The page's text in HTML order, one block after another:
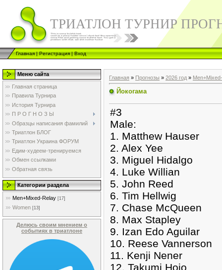
ТРИАТЛОН ТУРНИР
Главная|Регистрация|Вход
Меню сайта
Главная страница
Правила Турнира
История Турнира
П Р О Г Н О З Ы
Образцы написания фамилий
Триатлон БЛОГ
Триатлон Украина ФОРУМ
Едим-худеем-тренируемся
Обмен ссылками
Обратная связь
Категории раздела
Men+Mixed-Relay [17]
Women [13]
Делюсь своим мнением о
событиях в триатлоне
Главная » Прогнозы » 2026 год »
Йокогама
#3
Male:
1. Matthew Hauser
2. Alex Yee
3. Miguel Hidalgo
4. Luke Willian
5. John Reed
6. Tim Hellwig
7. Chase McQueen
8. Max Stapley
9. Izan Edo Aguilar
10. Reese Vannerson
11. Kenji Nener
12. Takumi Hojo